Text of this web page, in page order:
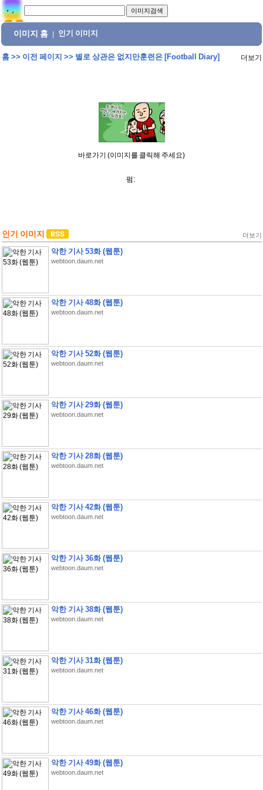
이미지 홈 인기 이미지
홈>> 이전 페이지 >> 별로 상관은 없지만훈련은 [Football Diary] 더보기
바로가기 (이미지를 클릭해 주세요)
펌:
인기 이미지 더보기
악한 기사 53화 (웹툰)
webtoon.daum.net
악한 기사 48화 (웹툰)
webtoon.daum.net
악한 기사 52화 (웹툰)
webtoon.daum.net
악한 기사 29화 (웹툰)
webtoon.daum.net
악한 기사 28화 (웹툰)
webtoon.daum.net
악한 기사 42화 (웹툰)
webtoon.daum.net
악한 기사 36화 (웹툰)
webtoon.daum.net
악한 기사 38화 (웹툰)
webtoon.daum.net
악한 기사 31화 (웹툰)
webtoon.daum.net
악한 기사 46화 (웹툰)
webtoon.daum.net
악한 기사 49화 (웹툰)
webtoon.daum.net